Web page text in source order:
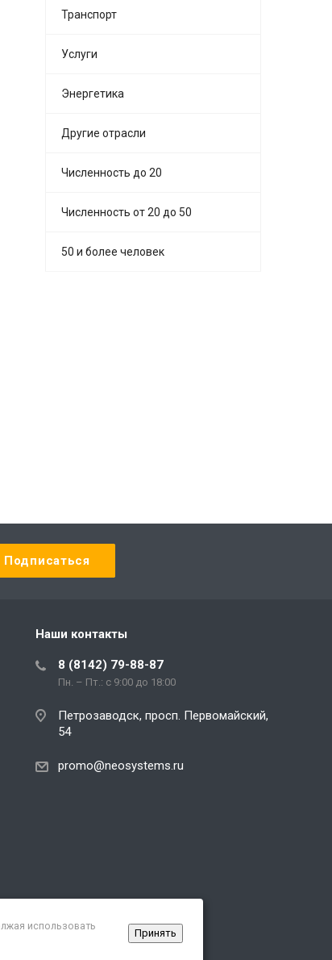
Транспорт
Услуги
Энергетика
Другие отрасли
Численность до 20
Численность от 20 до 50
50 и более человек
Наши контакты
8 (8142) 79-88-87
Пн. – Пт.: с 9:00 до 18:00
Петрозаводск, просп. Первомайский,
54
promo@neosystems.ru
использовать
Принять